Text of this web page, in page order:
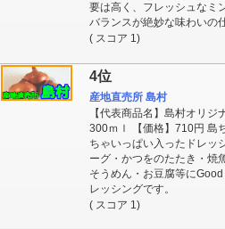
要は高く、フレッシュなミ
バランスが絶妙な味わいの
( スコア 1)
4位
産地直売所 島村
【代表商品名】島村オリ
300ｍｌ 【価格】710円 島
ちゃいっぱい入ったドレ
ーグ・かつをのたたき・焼
そうめん・お豆腐等に
レッシングです。
( スコア 1)